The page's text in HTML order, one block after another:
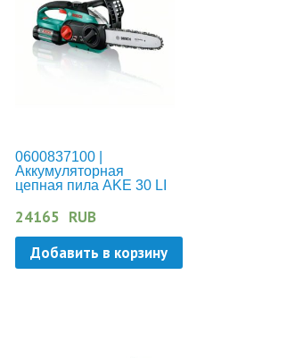
0600837100 |
Аккумуляторная
цепная пила AKE 30 LI
24165 RUB
Добавить в корзину